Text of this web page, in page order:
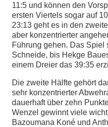
11:5 und können den
ersten Viertels sogar auf
23:13 geht es in den
aber konzentrierter
Führung gehen. Das Spiel
Schneide, bis Hekge
einem Dreier das 39:35
Die zweite Hälfte gehört
sehr konzentrierter
dauerhaft über zehn
Wenzel gewinnt viele
Bazoumana Koné und